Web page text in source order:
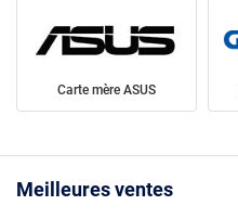
Carte mère ASUS
Meilleures ventes